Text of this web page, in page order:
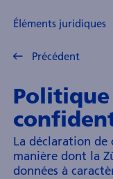
Éléments juridiques
Précédent
La déclaration
manière dont la
données à